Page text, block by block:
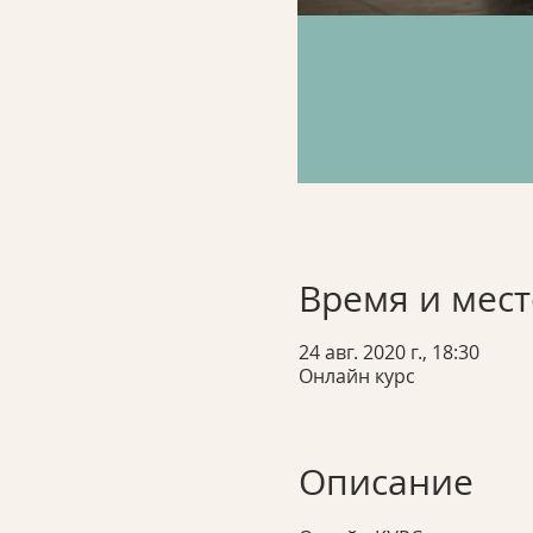
Время и
24 авг. 2020 г., 18:30
Онлайн курс
Описание